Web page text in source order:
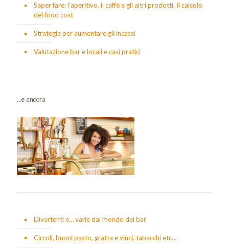
Saper fare: l’aperitivo, il caffè e gli altri prodotti. Il calcolo
del food cost
Strategie per aumentare gli incassi
Valutazione bar e locali e casi pratici
...e ancora
Divertenti e… varie dal mondo del bar
Circoli, buoni pasto, gratta e vinci, tabacchi etc…